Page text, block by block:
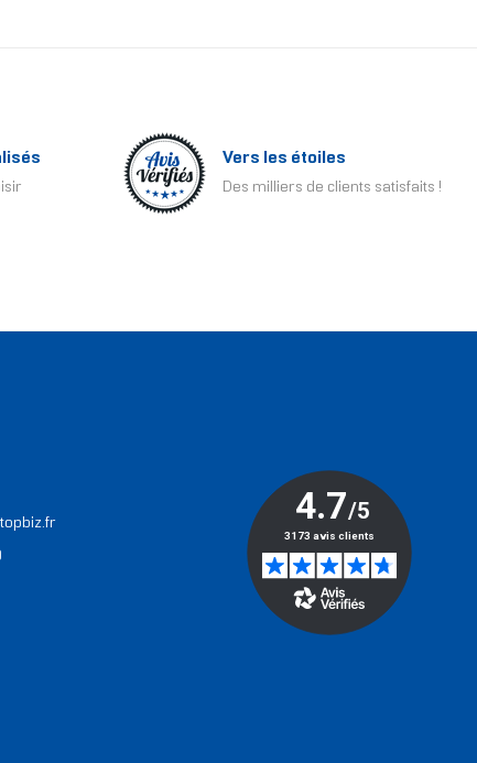
Vers les étoiles
Des milliers de clients satisfaits !